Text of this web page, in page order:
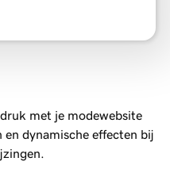
met je modewebsite
dynamische effecten bij